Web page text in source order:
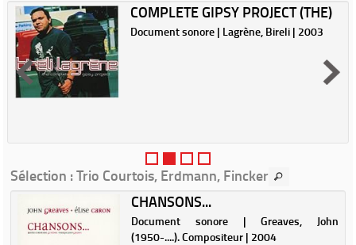
COMPLETE GIPSY PROJECT (THE)
Document sonore | Lagrène, Bireli | 2003
Sélection : Trio Courtois, Erdmann, Fincker
CHANSONS...
Document sonore | Greaves, John
(1950-....). Compositeur | 2004